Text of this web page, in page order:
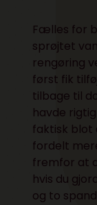
Fælles for
sprøjtet
rengøring
først fik
tilbage til
havde
faktisk blot
fordelt
fremfor at
hvis du
og to